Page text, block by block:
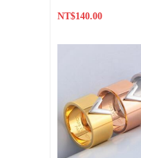
NT$140.00